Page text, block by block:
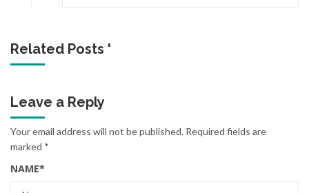
Related Posts '
Leave a Reply
Your email address will not be published. Required fields are
marked *
NAME*